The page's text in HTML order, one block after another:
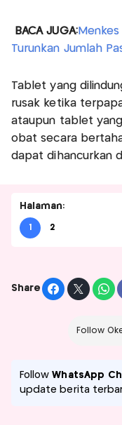
BACA JUGA:Menkes
Turunkan Jumlah
Tablet yang
rusak ketika
ataupun tablet
obat secara
dapat dihancurkan
Halaman:
1 2
Share
Follow
FollowWhatsApp
update berita